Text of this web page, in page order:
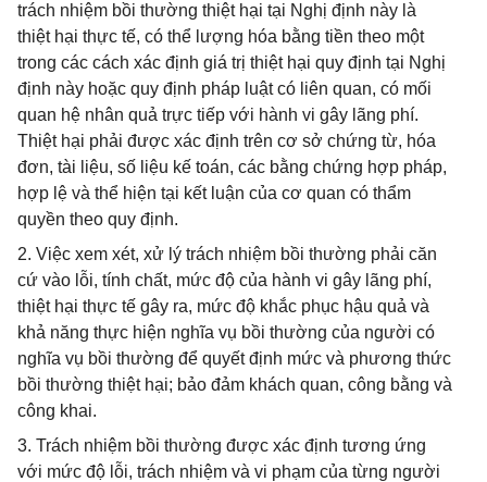
trách nhiệm bồi thường thiệt hại tại Nghị định này là
thiệt hại thực tế, có thể lượng hóa bằng tiền theo một
trong các cách xác định giá trị thiệt hại quy định tại Nghị
định này hoặc quy định pháp luật có liên quan, có mối
quan hệ nhân quả trực tiếp với hành vi gây lãng phí.
Thiệt hại phải được xác định trên cơ sở chứng từ, hóa
đơn, tài liệu, số liệu kế toán, các bằng chứng hợp pháp,
hợp lệ và thể hiện tại kết luận của cơ quan có thẩm
quyền theo quy định.
2. Việc xem xét, xử lý trách nhiệm bồi thường phải căn
cứ vào lỗi, tính chất, mức độ của hành vi gây lãng phí,
thiệt hại thực tế gây ra, mức độ khắc phục hậu quả và
khả năng thực hiện nghĩa vụ bồi thường của người có
nghĩa vụ bồi thường để quyết định mức và phương thức
bồi thường thiệt hại; bảo đảm khách quan, công bằng và
công khai.
3. Trách nhiệm bồi thường được xác định tương ứng
với mức độ lỗi, trách nhiệm và vi phạm của từng người